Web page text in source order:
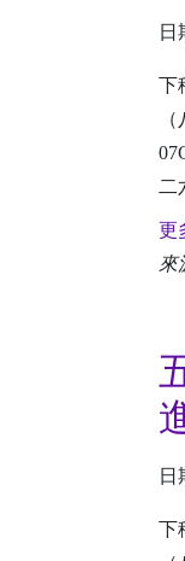
日
下
二
更
來
日
下